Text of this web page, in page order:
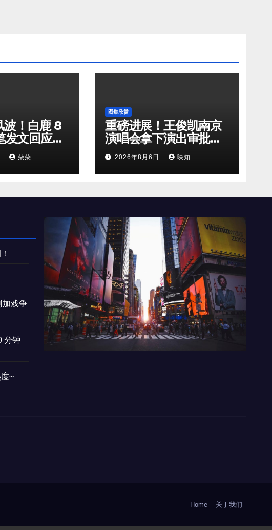
波！白鹿 8
发文回应新
粉丝剧组
动 朵朵
图集欣赏
重磅进展！王俊凯南京
演唱会拿下演出审批，
90 分钟全开麦舞台即将
奔赴南京
2026年8月6日 映知
加戏争
分钟
~
Home 关于我们